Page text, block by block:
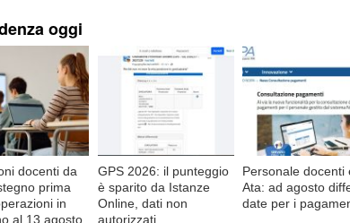
oggi
docenti da
prima
in
al 13 agosto
GPS 2026: il punteggio
è sparito da Istanze
Online, dati non
autorizzati
Personale docenti
Ata: ad agosto
date per i